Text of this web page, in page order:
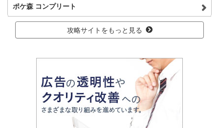
ポケ森 コンプリート
攻略サイトをもっと見る